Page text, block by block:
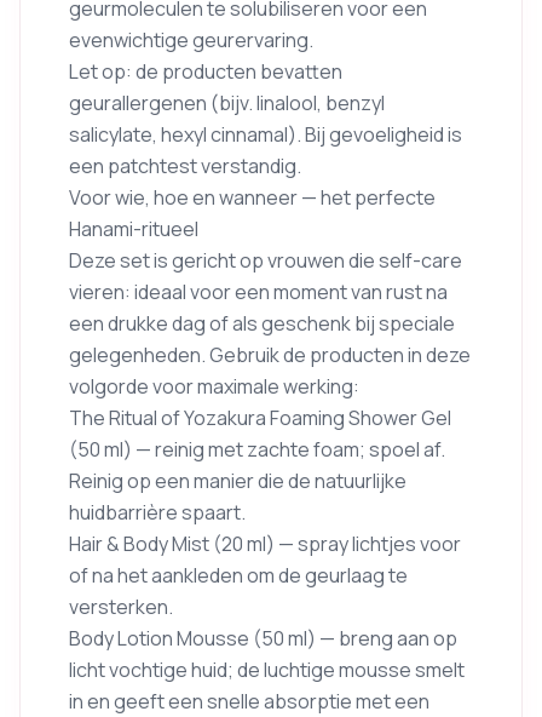
geurmoleculen te solubiliseren voor een
evenwichtige geurervaring.
Let op: de producten bevatten
geurallergenen (bijv. linalool, benzyl
salicylate, hexyl cinnamal). Bij gevoeligheid is
een patchtest verstandig.
Voor wie, hoe en wanneer — het perfecte
Hanami-ritueel
Deze set is gericht op vrouwen die self-care
vieren: ideaal voor een moment van rust na
een drukke dag of als geschenk bij speciale
gelegenheden. Gebruik de producten in deze
volgorde voor maximale werking:
The Ritual of Yozakura Foaming Shower Gel
(50 ml) — reinig met zachte foam; spoel af.
Reinig op een manier die de natuurlijke
huidbarrière spaart.
Hair & Body Mist (20 ml) — spray lichtjes voor
of na het aankleden om de geurlaag te
versterken.
Body Lotion Mousse (50 ml) — breng aan op
licht vochtige huid; de luchtige mousse smelt
in en geeft een snelle absorptie met een